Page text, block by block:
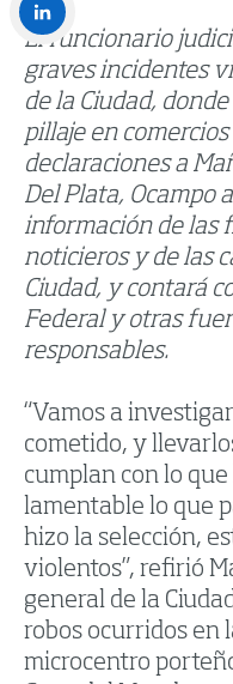
El funcionario
graves incidentes
de la Ciudad,
pillaje en
declaraciones a
Del Plata, Ocampo
información de las
noticieros y de las
Ciudad, y contará
Federal y otras
responsables.
“Vamos a
cometido, y
cumplan con lo que
lamentable lo que
hizo la selección,
violentos”, refirió
general de la
robos ocurridos en
microcentro
LinkedIn